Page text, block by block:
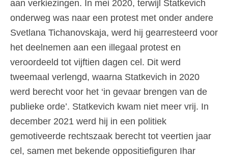
aan verkiezingen. In mei 2020, terwijl Statkevich
onderweg was naar een protest met onder andere
Svetlana Tichanovskaja, werd hij gearresteerd voor
het deelnemen aan een illegaal protest en
veroordeeld tot vijftien dagen cel. Dit werd
tweemaal verlengd, waarna Statkevich in 2020
werd berecht voor het ‘in gevaar brengen van de
publieke orde’. Statkevich kwam niet meer vrij. In
december 2021 werd hij in een politiek
gemotiveerde rechtszaak berecht tot veertien jaar
cel, samen met bekende oppositiefiguren Ihar